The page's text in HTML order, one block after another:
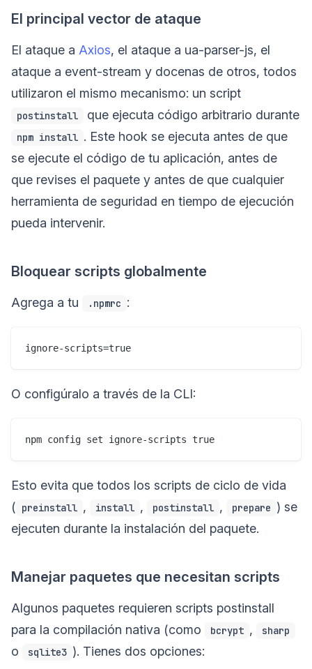
El principal vector de ataque
El ataque a Axios, el ataque a ua-parser-js, el
ataque a event-stream y docenas de otros, todos
utilizaron el mismo mecanismo: un script
postinstall que ejecuta código arbitrario durante
npm install . Este hook se ejecuta antes de que
se ejecute el código de tu aplicación, antes de
que revises el paquete y antes de que cualquier
herramienta de seguridad en tiempo de ejecución
pueda intervenir.
Bloquear scripts globalmente
Agrega a tu .npmrc :
O configúralo a través de la CLI:
Esto evita que todos los scripts de ciclo de vida
( preinstall , install , postinstall , prepare ) se
ejecuten durante la instalación del paquete.
Manejar paquetes que necesitan scripts
Algunos paquetes requieren scripts postinstall
para la compilación nativa (como
bcrypt , sharp
o sqlite3 ). Tienes dos opciones: